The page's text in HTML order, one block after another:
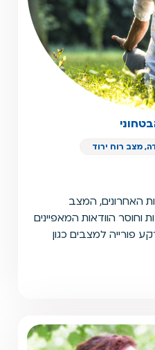
מצב רוח ירוד
האחרונים, המצב
וחוסר הוודאות המאפיינים
פורייה למצבים כגון